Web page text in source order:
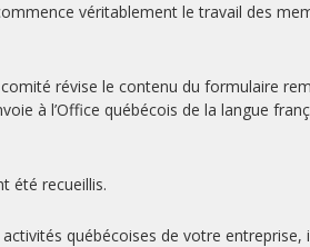
véritablement le travail des
révise le contenu du formulaire
à l’Office québécois de la langue
été recueillis.
québécoises de votre entreprise,